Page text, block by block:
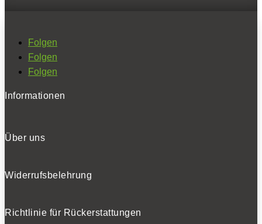
Folgen
Folgen
Folgen
Informationen
Über uns
Widerrufsbelehrung
Richtlinie für Rückerstattungen